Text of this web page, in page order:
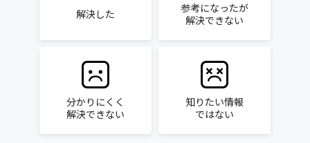
解決した
参考になったが
解決できない
分かりにくく
解決できない
知りたい情報
ではない